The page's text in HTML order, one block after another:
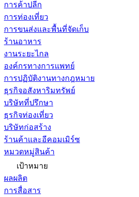
การค้าปลีก
การท่องเที่ยว
การขนส่งและพื้นที่จัดเก็บ
ร้านอาหาร
งานระยะไกล
องค์กรทางการแพทย์
การปฏิบัติงานทางกฎหมาย
ธุรกิจอสังหาริมทรัพย์
บริษัทที่ปรึกษา
ธุรกิจท่องเที่ยว
บริษัทก่อสร้าง
ร้านค้าและอีคอมเมิร์ซ
หมวดหมู่สินค้า
เป้าหมาย
ผลผลิต
การสื่อสาร